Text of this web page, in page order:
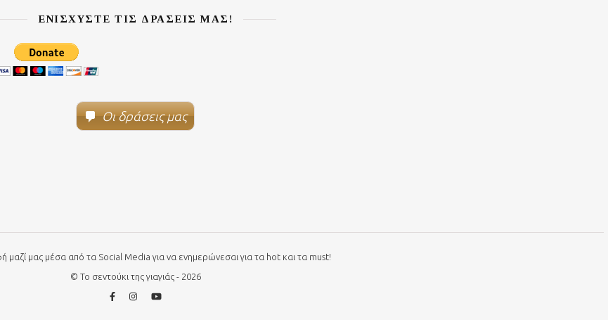
ΕΝΙΣΧΎΣΤΕ ΤΙΣ ΔΡΆΣΕΙΣ ΜΑΣ!
Οι δράσεις μας
μαζί μας μέσα από τα Social Media για να ενημερώνεσαι για τα hot και τα must!
© Το σεντούκι της γιαγιάς - 2026